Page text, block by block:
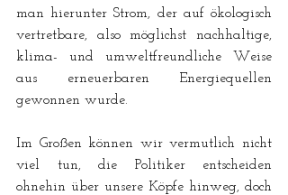
man hierunter Strom, der auf ökologisch
vertretbare, also möglichst nachhaltige,
klima- und umweltfreundliche Weise
aus erneuerbaren Energiequellen
gewonnen wurde.
Im Großen können wir vermutlich nicht
viel tun, die Politiker entscheiden
ohnehin über unsere Köpfe hinweg, doch